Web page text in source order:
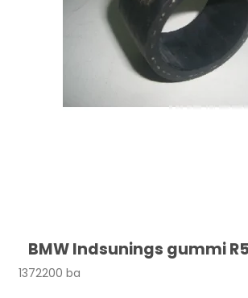
BMW Indsunings gummi
1372200 ba